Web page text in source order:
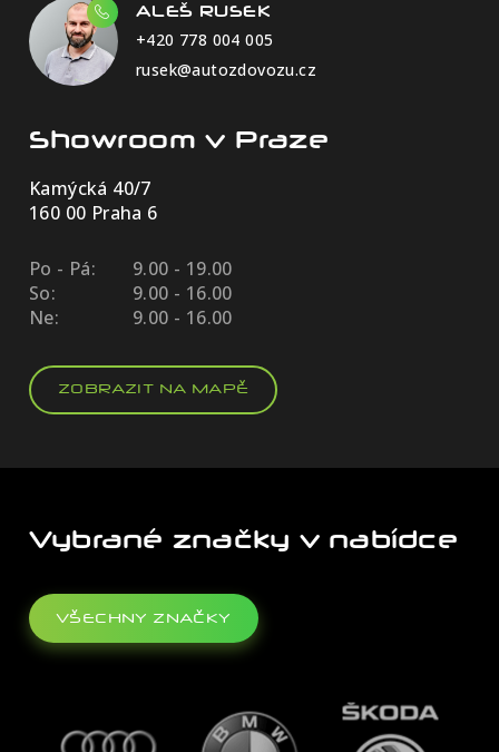
ALEŠ RUSEK
+420 778 004 005
rusek@autozdovozu.cz
Showroom v Praze
Kamýcká 40/7
160 00 Praha 6
Po - Pá:
9.00 - 19.00
So:
9.00 - 16.00
Ne:
9.00 - 16.00
ZOBRAZIT NA MAPĚ
Vybrané značky v nabídce
VŠECHNY ZNAČKY